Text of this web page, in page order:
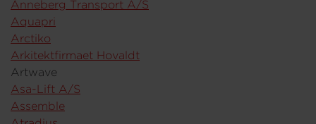
Anneberg Transport A/S
Aquapri
Arctiko
Arkitektfirmaet Hovaldt
Artwave
Asa-Lift A/S
Assemble